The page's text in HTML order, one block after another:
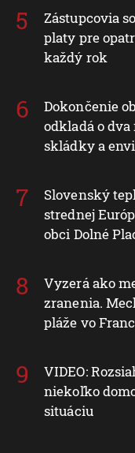
Zástupcovia
platy pre
každý rok
Dokončenie
odkladá o
skládky a
Slovenský
strednej
obci Dolné
Vyzerá ako
zranenia.
pláže vo
VIDEO:
niekoľko
situáciu